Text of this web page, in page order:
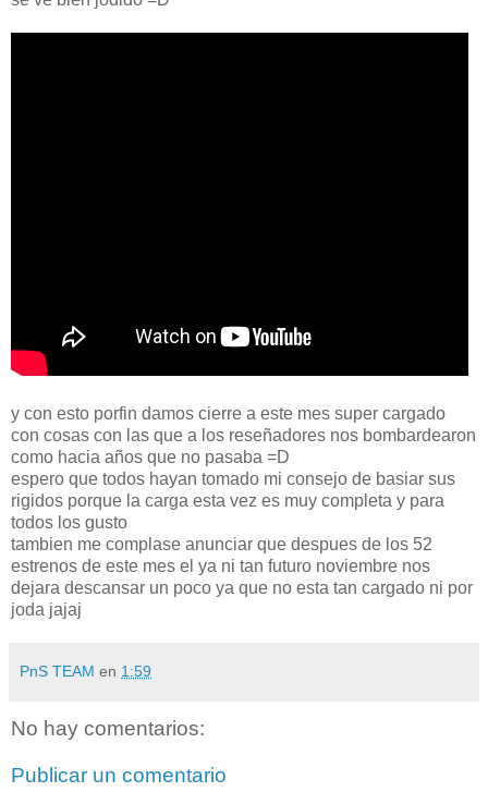
y con esto porfin damos cierre a este mes super cargado
con cosas con las que a los reseñadores nos bombardearon
como hacia años que no pasaba =D
espero que todos hayan tomado mi consejo de basiar sus
rigidos porque la carga esta vez es muy completa y para
todos los gusto
tambien me complase anunciar que despues de los 52
estrenos de este mes el ya ni tan futuro noviembre nos
dejara descansar un poco ya que no esta tan cargado ni por
joda jajaj
PnS TEAM en 1:59
No hay comentarios:
Publicar un comentario